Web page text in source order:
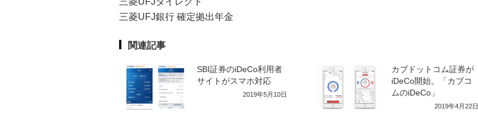
三菱UFJ銀行 確定拠出年金
関連記事
SBI証券のiDeCo利用者
サイトがスマホ対応
2019年5月10日
カブドットコム証券が
iDeCo開始。「カブコ
ムのiDeCo」
2019年4月22日